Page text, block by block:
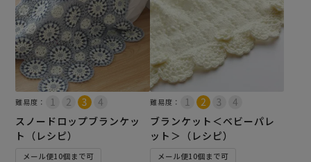
難易度：
スノードロップブランケッ
ト（レシピ）
メール便10個まで可
難易度：
ブランケット＜ベビーパレ
ット＞（レシピ）
メール便10個まで可